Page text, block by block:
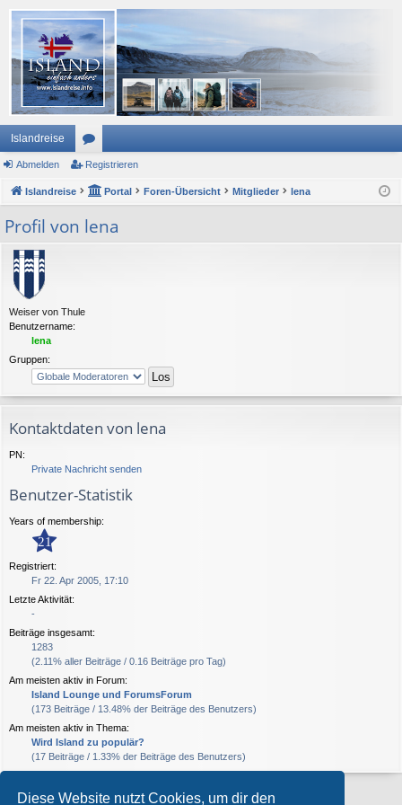
Diese Website nutzt Cookies, um dir den
Islandreise
or
en
Abmelden Registrieren
Islandreise Portal Foren-Übersicht Mitglieder lena
Profil von lena
Weiser von Thule
Benutzername:
lena
Gruppen:
Kontaktdaten von lena
PN:
Private Nachricht senden
Benutzer-Statistik
Years of membership:
21
Registriert:
Fr 22. Apr 2005, 17:10
Letzte Aktivität:
-
Beiträge insgesamt:
1283
(2.11% aller Beiträge / 0.16 Beiträge pro Tag)
Am meisten aktiv in Forum:
Island Lounge und ForumsForum
(173 Beiträge / 13.48% der Beiträge des Benutzers)
Am meisten aktiv in Thema:
Wird Island zu populär?
(17 Beiträge / 1.33% der Beiträge des Benutzers)